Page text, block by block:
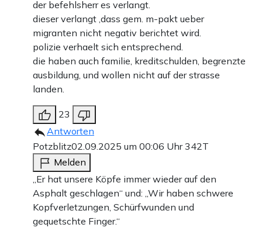
der befehlsherr es verlangt.
dieser verlangt ,dass gem. m-pakt ueber
migranten nicht negativ berichtet wird.
polizie verhaelt sich entsprechend.
die haben auch familie, kreditschulden, begrenzte
ausbildung, und wollen nicht auf der strasse
landen.
23
Antworten
Potzblitz02.09.2025 um 00:06 Uhr342T
Melden
„Er hat unsere Köpfe immer wieder auf den
Asphalt geschlagen“ und: „Wir haben schwere
Kopfverletzungen, Schürfwunden und
gequetschte Finger.“